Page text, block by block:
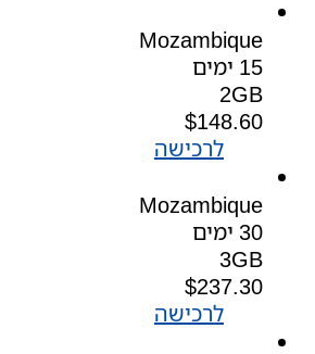
Mozambique
15 ימים
2GB
$148.60
לרכישה
Mozambique
30 ימים
3GB
$237.30
לרכישה